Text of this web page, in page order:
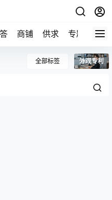
商铺 供求 专题 导航
全部标签 外观专利